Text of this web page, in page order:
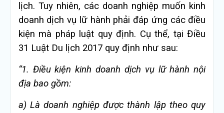
lịch. Tuy nhiên, các doanh nghiệp muốn kinh
doanh dịch vụ lữ hành phải đáp ứng các điều
kiện mà pháp luật quy định. Cụ thể, tại Điều
31 Luật Du lịch 2017 quy định như sau:
“1. Điềukiện kinh doanh dịch vụ lữ hành nội
địa bao gồm:
a) Là doanh nghiệp được thành lập theo quy